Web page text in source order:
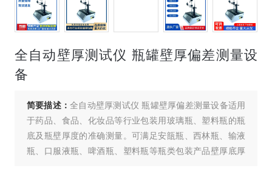
全自动壁厚测试仪 瓶罐壁厚偏差测量设
备
简要描述：全自动壁厚测试仪 瓶罐壁厚偏差测量设备适用
于药品、食品、化妆品等行业包装用玻璃瓶、塑料瓶的瓶
底及瓶壁厚度的准确测量。可满足安瓿瓶、西林瓶、输液
瓶、口服液瓶、啤酒瓶、塑料瓶等瓶类包装产品壁厚底厚